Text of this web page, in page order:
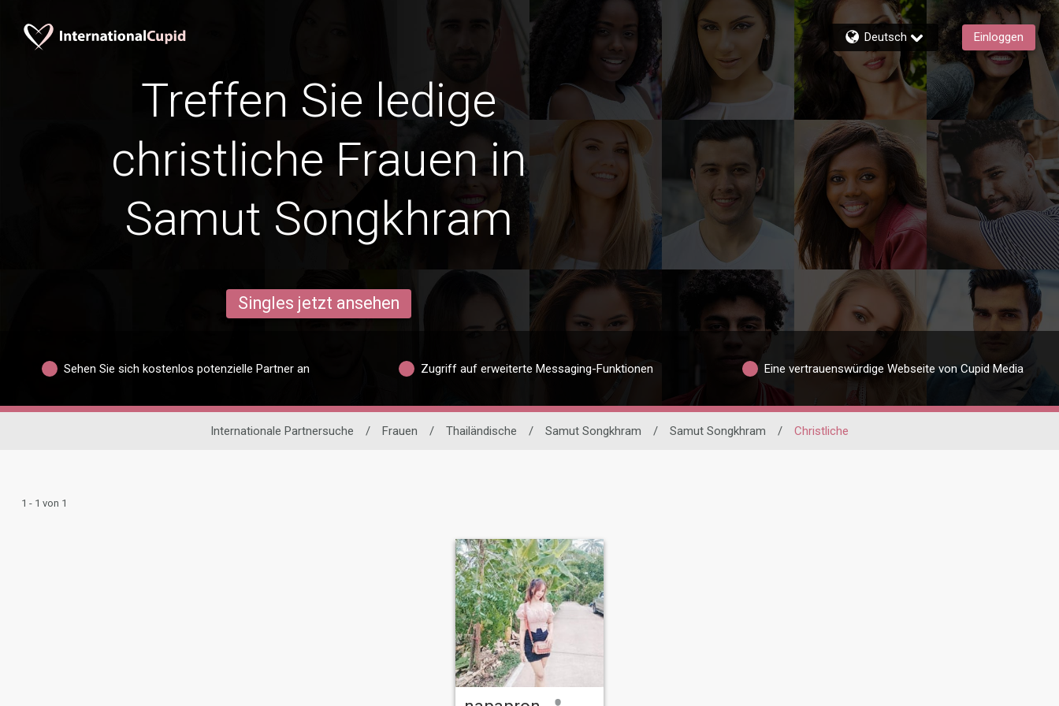
Deutsch Einloggen
Treffen Sie ledige
christliche Frauen in
Samut Songkhram
Singles jetzt ansehen
Sehen Sie sich kostenlos potenzielle Partner an Zugriff auf erweiterte Messaging-Funktionen Eine vertrauenswürdige Webseite von Cupid Media
Internationale Partnersuche / Frauen / Thailändische / Samut Songkhram / Samut Songkhram / Christliche
1 - 1 von 1